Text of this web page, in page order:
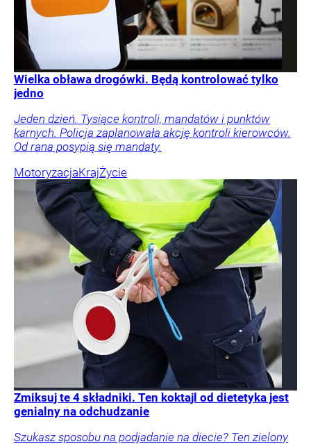
Wielka obława drogówki. Będą kontrolować tylko
jedno
Jeden dzień. Tysiące kontroli, mandatów i punktów
karnych. Policja zaplanowała akcję kontroli kierowców.
Od rana posypią się mandaty.
MotoryzacjaKrajŻycie
Zmiksuj te 4 składniki. Ten koktajl od dietetyka jest
genialny na odchudzanie
Szukasz sposobu na podjadanie na diecie? Ten zielony